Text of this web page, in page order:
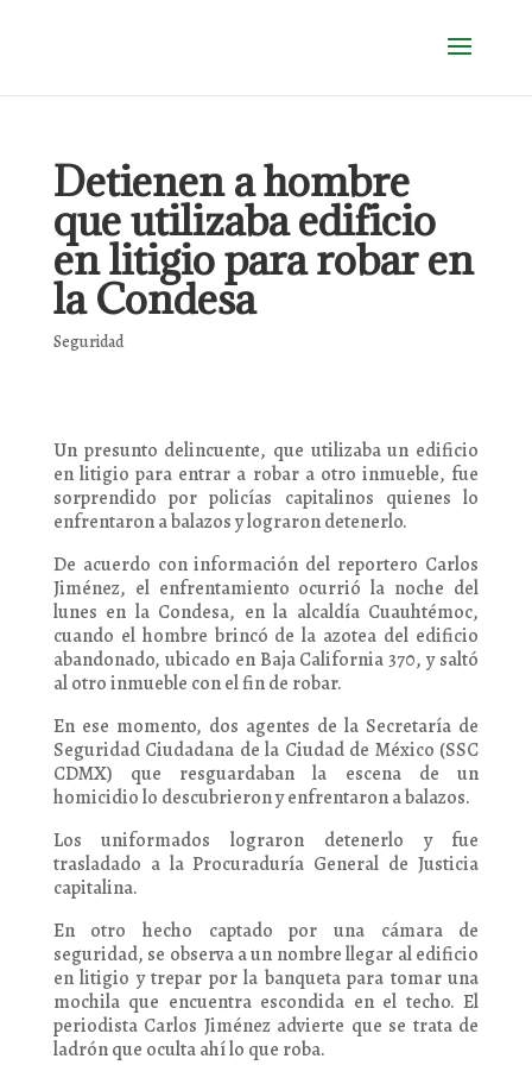
Detienen a hombre
que utilizaba edificio
en litigio para robar en
la Condesa
Seguridad
Un presunto delincuente, que utilizaba un edificio
en litigio para entrar a robar a otro inmueble, fue
sorprendido por policías capitalinos quienes lo
enfrentaron a balazos y lograron detenerlo.
De acuerdo con información del reportero Carlos
Jiménez, el enfrentamiento ocurrió la noche del
lunes en la Condesa, en la alcaldía Cuauhtémoc,
cuando el hombre brincó de la azotea del edificio
abandonado, ubicado en Baja California 370, y saltó
al otro inmueble con el fin de robar.
En ese momento, dos agentes de la Secretaría de
Seguridad Ciudadana de la Ciudad de México (SSC
CDMX) que resguardaban la escena de un
homicidio lo descubrieron y enfrentaron a balazos.
Los uniformados lograron detenerlo y fue
trasladado a la Procuraduría General de Justicia
capitalina.
En otro hecho captado por una cámara de
seguridad, se observa a un nombre llegar al edificio
en litigio y trepar por la banqueta para tomar una
mochila que encuentra escondida en el techo. El
periodista Carlos Jiménez advierte que se trata de
ladrón que oculta ahí lo que roba.